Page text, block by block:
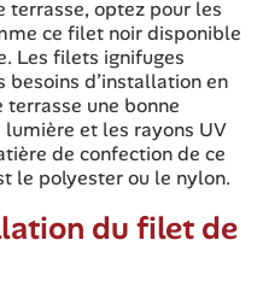
optez pour les
ce filet noir disponible
Les filets ignifuges
d’installation en
une bonne
et les rayons UV
de confection de ce
le polyester ou le nylon.
du filet de